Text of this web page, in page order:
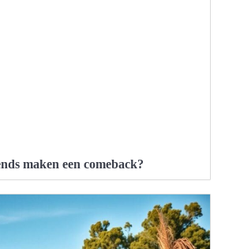
maken een comeback?